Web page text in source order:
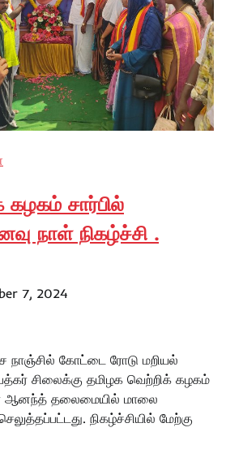
கழகம் சார்பில்
நாள் நிகழ்ச்சி .
7, 2024
நாஞ்சில் கோட்டை ரோடு மறியல்
சிலைக்கு தமிழக வெற்றிக் கழகம்
ஆனந்த் தலைமையில் மாலை
நிகழ்ச்சியில் மேற்கு